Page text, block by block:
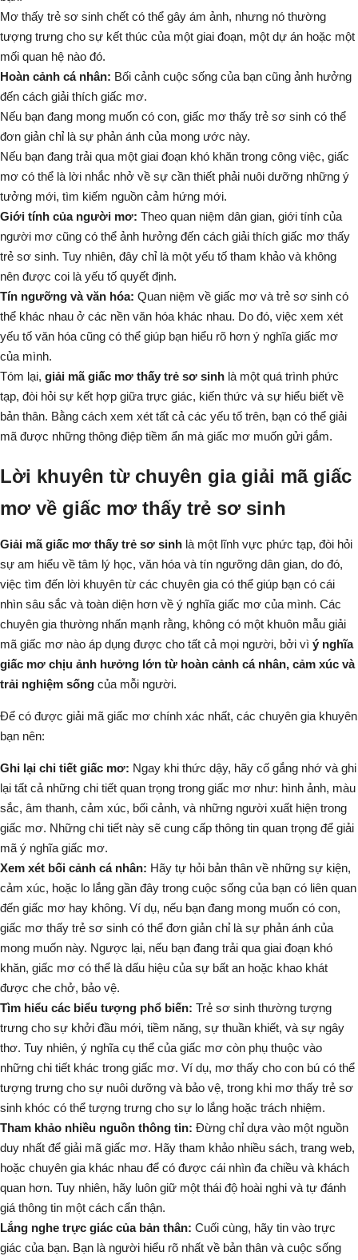
Mơ thấy trẻ sơ sinh chết có thể gây ám ảnh, nhưng nó thường
tượng trưng cho sự kết thúc của một giai đoạn, một dự án hoặc một
mối quan hệ nào đó.
Hoàn cảnh cá nhân: Bối cảnh cuộc sống của bạn cũng ảnh hưởng
đến cách giải thích giấc mơ.
Nếu bạn đang mong muốn có con, giấc mơ thấy trẻ sơ sinh có thể
đơn giản chỉ là sự phản ánh của mong ước này.
Nếu bạn đang trải qua một giai đoạn khó khăn trong công việc, giấc
mơ có thể là lời nhắc nhở về sự cần thiết phải nuôi dưỡng những ý
tưởng mới, tìm kiếm nguồn cảm hứng mới.
Giới tính của người mơ: Theo quan niệm dân gian, giới tính của
người mơ cũng có thể ảnh hưởng đến cách giải thích giấc mơ thấy
trẻ sơ sinh. Tuy nhiên, đây chỉ là một yếu tố tham khảo và không
nên được coi là yếu tố quyết định.
Tín ngưỡng và văn hóa: Quan niệm về giấc mơ và trẻ sơ sinh có
thể khác nhau ở các nền văn hóa khác nhau. Do đó, việc xem xét
yếu tố văn hóa cũng có thể giúp bạn hiểu rõ hơn ý nghĩa giấc mơ
của mình.
Tóm lại, giải mã giấc mơ thấy trẻ sơ sinh là một quá trình phức
tạp, đòi hỏi sự kết hợp giữa trực giác, kiến thức và sự hiểu biết về
bản thân. Bằng cách xem xét tất cả các yếu tố trên, bạn có thể giải
mã được những thông điệp tiềm ẩn mà giấc mơ muốn gửi gắm.
Lời khuyên từ chuyên gia giải mã giấc
mơ về giấc mơ thấy trẻ sơ sinh
Giải mã giấc mơ thấy trẻ sơ sinh là một lĩnh vực phức tạp, đòi hỏi
sự am hiểu về tâm lý học, văn hóa và tín ngưỡng dân gian, do đó,
việc tìm đến lời khuyên từ các chuyên gia có thể giúp bạn có cái
nhìn sâu sắc và toàn diện hơn về ý nghĩa giấc mơ của mình. Các
chuyên gia thường nhấn mạnh rằng, không có một khuôn mẫu giải
mã giấc mơ nào áp dụng được cho tất cả mọi người, bởi vì ý nghĩa
giấc mơ chịu ảnh hưởng lớn từ hoàn cảnh cá nhân, cảm xúc và
trải nghiệm sống của mỗi người.
Để có được giải mã giấc mơ chính xác nhất, các chuyên gia khuyên
bạn nên:
Ghi lại chi tiết giấc mơ: Ngay khi thức dậy, hãy cố gắng nhớ và ghi
lại tất cả những chi tiết quan trọng trong giấc mơ như: hình ảnh, màu
sắc, âm thanh, cảm xúc, bối cảnh, và những người xuất hiện trong
giấc mơ. Những chi tiết này sẽ cung cấp thông tin quan trọng để giải
mã ý nghĩa giấc mơ.
Xem xét bối cảnh cá nhân: Hãy tự hỏi bản thân về những sự kiện,
cảm xúc, hoặc lo lắng gần đây trong cuộc sống của bạn có liên quan
đến giấc mơ hay không. Ví dụ, nếu bạn đang mong muốn có con,
giấc mơ thấy trẻ sơ sinh có thể đơn giản chỉ là sự phản ánh của
mong muốn này. Ngược lại, nếu bạn đang trải qua giai đoạn khó
khăn, giấc mơ có thể là dấu hiệu của sự bất an hoặc khao khát
được che chở, bảo vệ.
Tìm hiểu các biểu tượng phổ biến: Trẻ sơ sinh thường tượng
trưng cho sự khởi đầu mới, tiềm năng, sự thuần khiết, và sự ngây
thơ. Tuy nhiên, ý nghĩa cụ thể của giấc mơ còn phụ thuộc vào
những chi tiết khác trong giấc mơ. Ví dụ, mơ thấy cho con bú có thể
tượng trưng cho sự nuôi dưỡng và bảo vệ, trong khi mơ thấy trẻ sơ
sinh khóc có thể tượng trưng cho sự lo lắng hoặc trách nhiệm.
Tham khảo nhiều nguồn thông tin: Đừng chỉ dựa vào một nguồn
duy nhất để giải mã giấc mơ. Hãy tham khảo nhiều sách, trang web,
hoặc chuyên gia khác nhau để có được cái nhìn đa chiều và khách
quan hơn. Tuy nhiên, hãy luôn giữ một thái độ hoài nghi và tự đánh
giá thông tin một cách cẩn thận.
Lắng nghe trực giác của bản thân: Cuối cùng, hãy tin vào trực
giác của bạn. Bạn là người hiểu rõ nhất về bản thân và cuộc sống